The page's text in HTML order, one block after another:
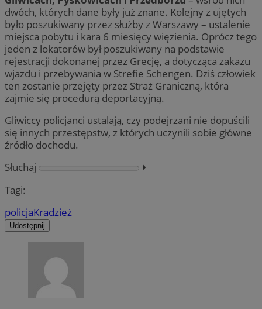
dwóch, których dane były już znane. Kolejny z ujętych
było poszukiwany przez służby z Warszawy – ustalenie
miejsca pobytu i kara 6 miesięcy więzienia. Oprócz tego
jeden z lokatorów był poszukiwany na podstawie
rejestracji dokonanej przez Grecję, a dotycząca zakazu
wjazdu i przebywania w Strefie Schengen. Dziś człowiek
ten zostanie przejęty przez Straż Graniczną, która
zajmie się procedurą deportacyjną.
Gliwiccy policjanci ustalają, czy podejrzani nie dopuścili
się innych przestępstw, z których uczynili sobie główne
źródło dochodu.
Słuchaj
⏵︎
Tagi:
policjaKradzież
Udostępnij